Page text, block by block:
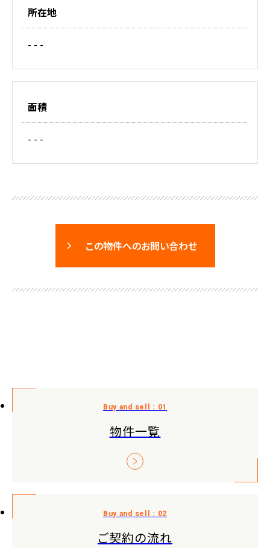
所在地
- - -
面積
- - -
この物件へのお問い合わせ
物件一覧
ご契約の流れ